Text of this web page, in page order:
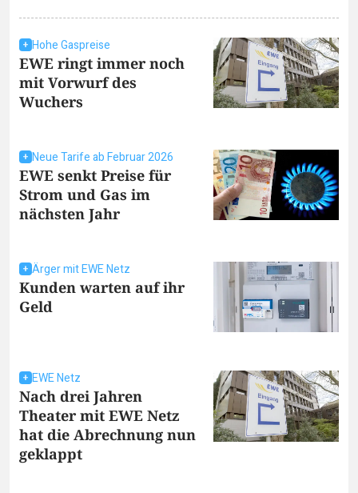
Hohe Gaspreise
EWE ringt immer noch
mit Vorwurf des
Wuchers
Neue Tarife ab Februar 2026
EWE senkt Preise für
Strom und Gas im
nächsten Jahr
Ärger mit EWE Netz
Kunden warten auf ihr
Geld
EWE Netz
Nach drei Jahren
Theater mit EWE Netz
hat die Abrechnung nun
geklappt